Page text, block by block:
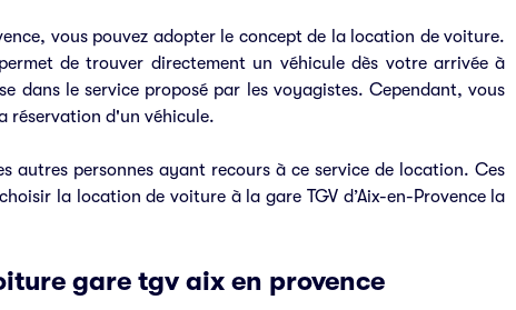
vous pouvez adopter le concept de la location de voiture.
de trouver directement un véhicule dès votre arrivée à
dans le service proposé par les voyagistes. Cependant, vous
réservation d'un véhicule.
autres personnes ayant recours à ce service de location. Ces
la location de voiture à la gare TGV d’Aix-en-Provence la
gare tgv aix en provence